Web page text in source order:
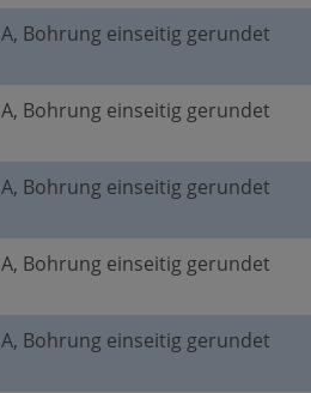
A, Bohrung einseitig gerundet
A, Bohrung einseitig gerundet
A, Bohrung einseitig gerundet
A, Bohrung einseitig gerundet
A, Bohrung einseitig gerundet